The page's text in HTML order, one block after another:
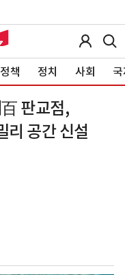
정책 정치 사회
판교점,
리 공간 신설